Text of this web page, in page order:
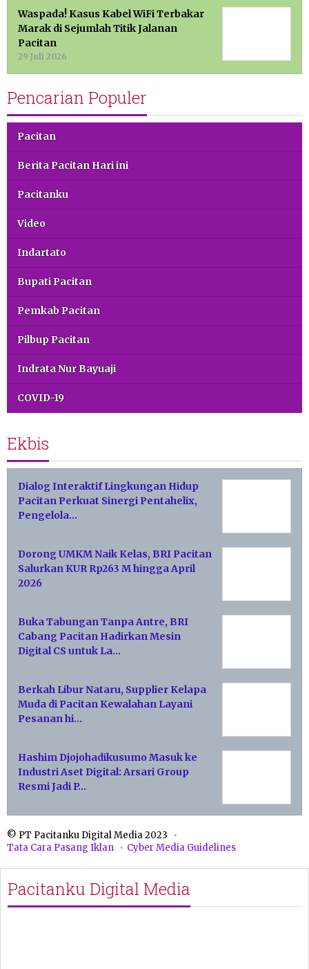
Waspada! Kasus Kabel WiFi Terbakar
Marak di Sejumlah Titik Jalanan
Pacitan
29 Juli 2026
Pencarian Populer
Pacitan
Berita Pacitan Hari ini
Pacitanku
Video
Indartato
Bupati Pacitan
Pemkab Pacitan
Pilbup Pacitan
Indrata Nur Bayuaji
COVID-19
Ekbis
Dialog Interaktif Lingkungan Hidup
Pacitan Perkuat Sinergi Pentahelix,
Pengelola…
Dorong UMKM Naik Kelas, BRI Pacitan
Salurkan KUR Rp263 M hingga April
2026
Buka Tabungan Tanpa Antre, BRI
Cabang Pacitan Hadirkan Mesin
Digital CS untuk La…
Berkah Libur Nataru, Supplier Kelapa
Muda di Pacitan Kewalahan Layani
Pesanan hi…
Hashim Djojohadikusumo Masuk ke
Industri Aset Digital: Arsari Group
Resmi Jadi P…
© PT Pacitanku Digital Media 2023
Tata Cara Pasang Iklan
Cyber Media Guidelines
Pacitanku Digital Media